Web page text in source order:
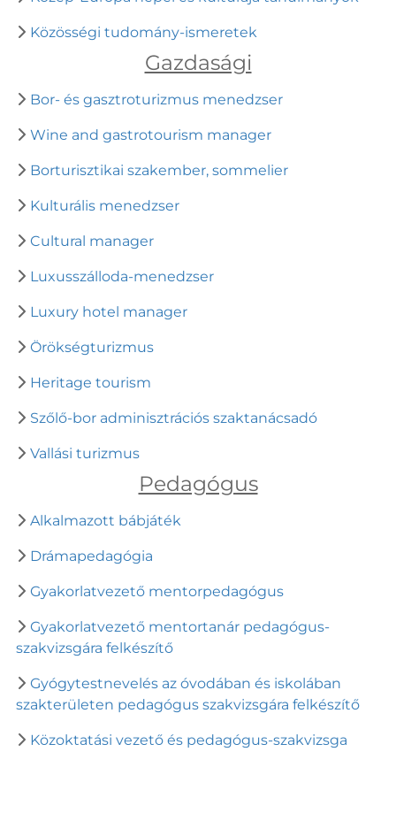
Közösségi tudomány-ismeretek
Gazdasági
Bor- és gasztroturizmus menedzser
Wine and gastrotourism manager
Borturisztikai szakember, sommelier
Kulturális menedzser
Cultural manager
Luxusszálloda-menedzser
Luxury hotel manager
Örökségturizmus
Heritage tourism
Szőlő-bor adminisztrációs szaktanácsadó
Vallási turizmus
Pedagógus
Alkalmazott bábjáték
Drámapedagógia
Gyakorlatvezető mentorpedagógus
Gyakorlatvezető mentortanár pedagógus-
szakvizsgára felkészítő
Gyógytestnevelés az óvodában és iskolában
szakterületen pedagógus szakvizsgára felkészítő
Közoktatási vezető és pedagógus-szakvizsga